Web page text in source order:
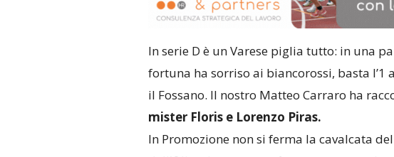
In serie D è un Varese piglia tutto: in una
fortuna ha sorriso ai biancorossi, basta l’1
il Fossano. Il nostro Matteo Carraro ha
mister Floris e Lorenzo Piras.
In Promozione non si ferma la cavalcata